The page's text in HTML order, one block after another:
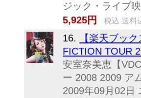
ジック・ライブ
5,925円
税込 送料
16.
【楽天ブッ
FICTION TOUR
安室奈美恵【
ー 2008 2009 ア
2009年09月02日